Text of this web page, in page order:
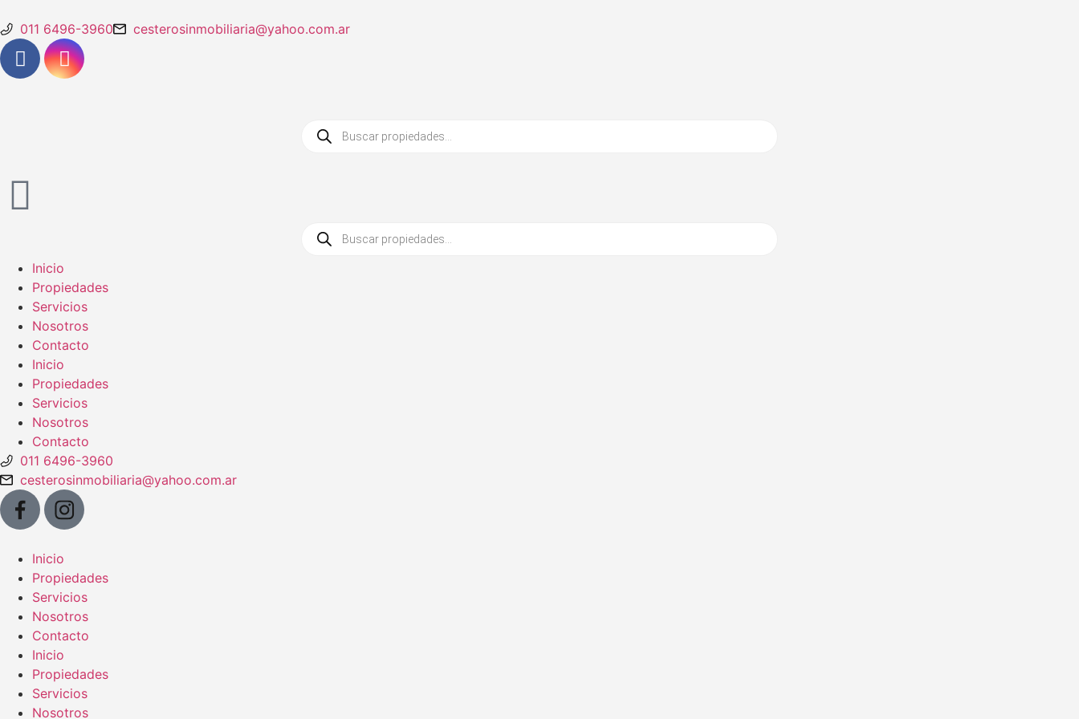
011 6496-3960 cesterosinmobiliaria@yahoo.com.ar
Inicio
Propiedades
Servicios
Nosotros
Contacto
Inicio
Propiedades
Servicios
Nosotros
Contacto
011 6496-3960
cesterosinmobiliaria@yahoo.com.ar
Inicio
Propiedades
Servicios
Nosotros
Contacto
Inicio
Propiedades
Servicios
Nosotros